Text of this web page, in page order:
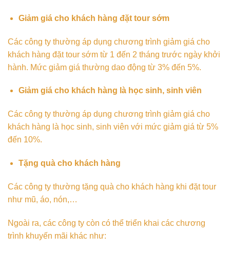
Giảm giá cho khách hàng đặt tour sớm
Các công ty thường áp dụng chương trình giảm giá cho
khách hàng đặt tour sớm từ 1 đến 2 tháng trước ngày khởi
hành. Mức giảm giá thường dao động từ 3% đến 5%.
Giảm giá cho khách hàng là học sinh, sinh viên
Các công ty thường áp dụng chương trình giảm giá cho
khách hàng là học sinh, sinh viên với mức giảm giá từ 5%
đến 10%.
Tặng quà cho khách hàng
Các công ty thường tặng quà cho khách hàng khi đặt tour
như mũ, áo, nón,…
Ngoài ra, các công ty còn có thể triển khai các chương
trình khuyến mãi khác như: